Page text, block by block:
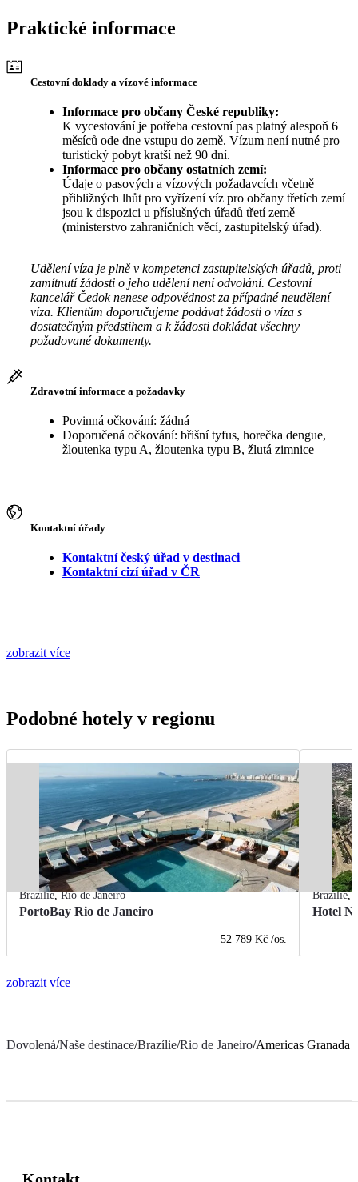
Praktické informace
Cestovní doklady a vízové informace
Informace pro občany České republiky:
K vycestování je potřeba cestovní pas platný alespoň 6
měsíců ode dne vstupu do země. Vízum není nutné pro
turistický pobyt kratší než 90 dní.
Informace pro občany ostatních zemí:
Údaje o pasových a vízových požadavcích včetně
přibližných lhůt pro vyřízení víz pro občany třetích zemí
jsou k dispozici u příslušných úřadů třetí země
(ministerstvo zahraničních věcí, zastupitelský úřad).
Udělení víza je plně v kompetenci zastupitelských úřadů, proti
zamítnutí žádosti o jeho udělení není odvolání. Cestovní
kancelář Čedok nenese odpovědnost za případné neudělení
víza. Klientům doporučujeme podávat žádosti o víza s
dostatečným předstihem a k žádosti dokládat všechny
požadované dokumenty.
Zdravotní informace a požadavky
Povinná očkování: žádná
Doporučená očkování: břišní tyfus, horečka dengue,
žloutenka typu A, žloutenka typu B, žlutá zimnice
Kontaktní úřady
Kontaktní český úřad v destinaci
Kontaktní cizí úřad v ČR
zobrazit více
Podobné hotely v regionu
Brazílie,Rio de Janeiro
PortoBay Rio de Janeiro
52 789 Kč /os.
Brazílie,
Hotel
zobrazit více
Dovolená/Naše destinace/Brazílie/Rio de Janeiro/Americas Granada